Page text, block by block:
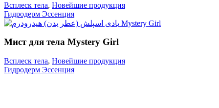
Всплеск тела, Новейшие продукция
Гидродерм Эссенция
Мист для тела Mystery Girl
Всплеск тела, Новейшие продукция
Гидродерм Эссенция